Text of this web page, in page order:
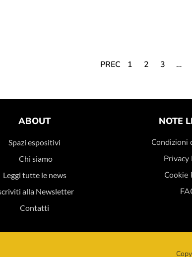
PREC 1 2 3 …
ABOUT
Spazi espositivi
Chi siamo
Leggi tutte le news
alla Newsletter
Contatti
NOTE
Condizioni
Privacy
Cookie